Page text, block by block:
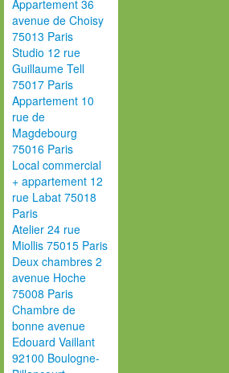
Appartement 36
avenue de Choisy
75013 Paris
Studio 12 rue
Guillaume Tell
75017 Paris
Appartement 10
rue de
Magdebourg
75016 Paris
Local commercial
+ appartement 12
rue Labat 75018
Paris
Atelier 24 rue
Miollis 75015 Paris
Deux chambres 2
avenue Hoche
75008 Paris
Chambre de
bonne avenue
Edouard Vaillant
92100 Boulogne-